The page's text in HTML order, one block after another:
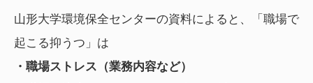
山形大学環境保全センターの資料によると、「職場で
起こる抑うつ」は
・職場ストレス（業務内容など）